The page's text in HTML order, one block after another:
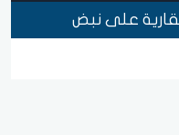
على نبض